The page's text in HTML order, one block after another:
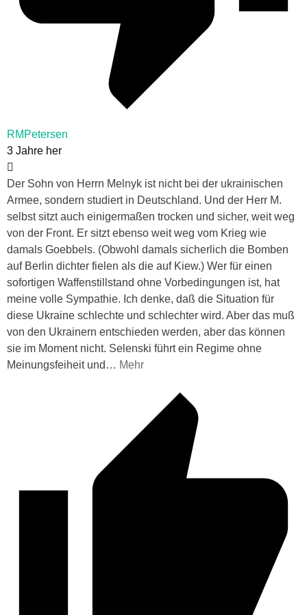
RMPetersen
3 Jahre her
Der Sohn von Herrn Melnyk ist nicht bei der ukrainischen
Armee, sondern studiert in Deutschland. Und der Herr M.
selbst sitzt auch einigermaßen trocken und sicher, weit weg
von der Front. Er sitzt ebenso weit weg vom Krieg wie
damals Goebbels. (Obwohl damals sicherlich die Bomben
auf Berlin dichter fielen als die auf Kiew.) Wer für einen
sofortigen Waffenstillstand ohne Vorbedingungen ist, hat
meine volle Sympathie. Ich denke, daß die Situation für
diese Ukraine schlechte und schlechter wird. Aber das muß
von den Ukrainern entschieden werden, aber das können
sie im Moment nicht. Selenski führt ein Regime ohne
Meinungsfeiheit und … Mehr